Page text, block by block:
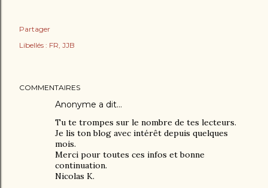
Partager
Libellés : FR JJB
COMMENTAIRES
Anonyme a dit…
Tu te trompes sur le nombre de tes lecteurs.
Je lis ton blog avec intérêt depuis quelques
mois.
Merci pour toutes ces infos et bonne
continuation.
Nicolas K.